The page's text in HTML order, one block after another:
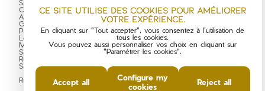
Salavas 07150
Chambon 30450
Foussignargues 30160
Ales 30100
Salindres 30340
Grospierres 07120
Portes 30530
Planzolles 07230
Saint pierre saint jean 07140
Le martinet 30960
Senechas 30450
Mejannes le clap 30430
Saint andre lachamp 07230
Saint andre de cruzieres 07460
Lussan 30580
Rochegude 30430
Saint bres 30500
Saint jean de maruejols et avejan
30430
Rousson 30340
Chamborigaud 30530
Ce site utilise des cookies pour améliorer
votre expérience.
En cliquant sur "Tout accepter", vous consentez à l'utilisation de
tous les cookies.
Vous pouvez aussi personnaliser vos choix en cliquant sur
"Paramétrer les cookies".
Accept all
Configure my
cookies
Reject all